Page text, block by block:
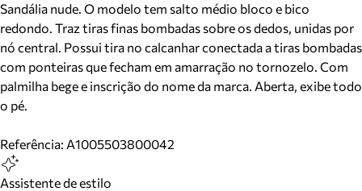
Sandália nude. O modelo tem salto médio bloco e bico
redondo. Traz tiras finas bombadas sobre os dedos, unidas por
nó central. Possui tira no calcanhar conectada a tiras bombadas
com ponteiras que fecham em amarração no tornozelo. Com
palmilha bege e inscrição do nome da marca. Aberta, exibe todo
o pé.
Referência: A1005503800042
Assistente de estilo